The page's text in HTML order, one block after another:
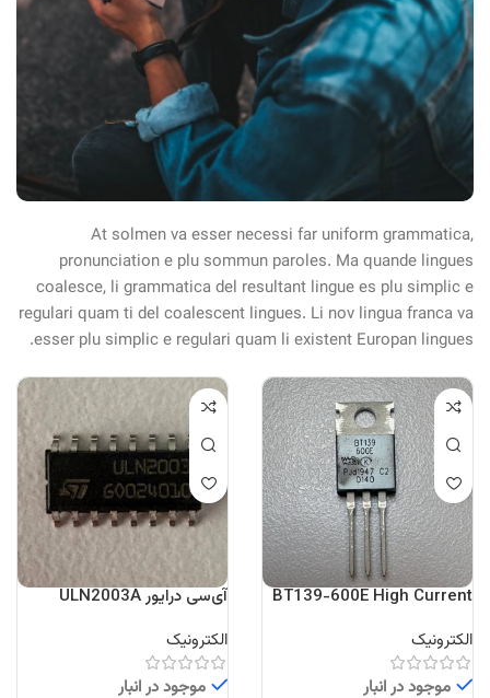
At solmen va esser necessi far uniform grammatica,
pronunciation e plu sommun paroles. Ma quande lingues
coalesce, li grammatica del resultant lingue es plu simplic e
regulari quam ti del coalescent lingues. Li nov lingua franca va
esser plu simplic e regulari quam li existent Europan lingues.
BT139-600E High Current
الکترونیک
موجود در انبار
آی‌سی درایور ULN2003A
الکترونیک
موجود در انبار